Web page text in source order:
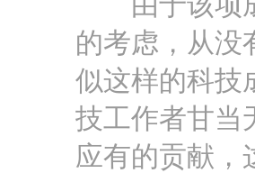
的考虑，从没
似这样的科技
技工作者甘当
应有的贡献，